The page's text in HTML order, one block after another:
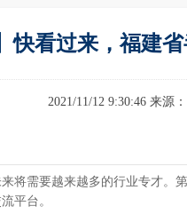
快看过来，福建
2021/11/12 9:30:46 来源：
将需要越来越多的行业专才。
平台。